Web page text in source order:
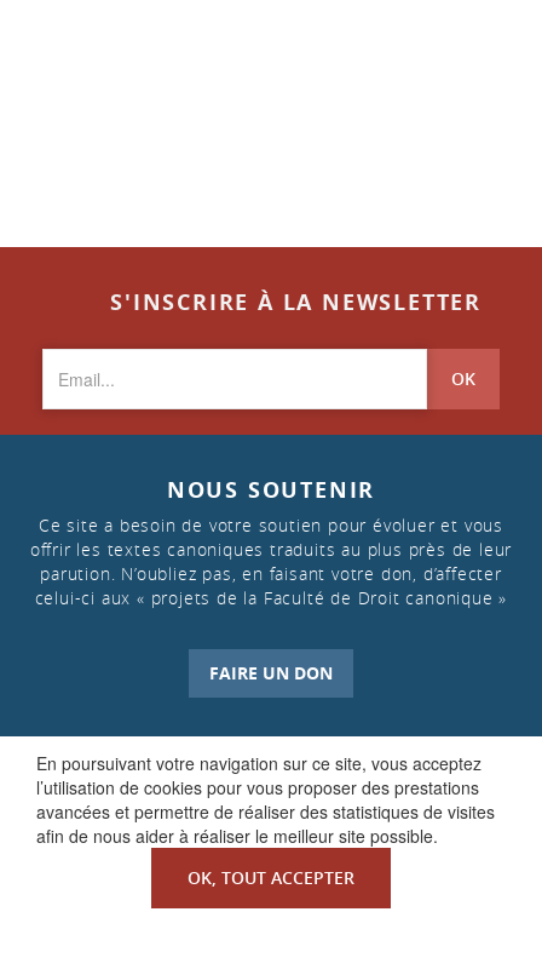
En poursuivant votre navigation sur ce site, vous acceptez
l’utilisation de cookies pour vous proposer des prestations
avancées et permettre de réaliser des statistiques de visites
afin de nous aider à réaliser le meilleur site possible.
OK, TOUT ACCEPTER
S'INSCRIRE À LA NEWSLETTER
OK
NOUS SOUTENIR
Ce site a besoin de votre soutien pour évoluer et vous
offrir les textes canoniques traduits au plus près de leur
parution. N’oubliez pas, en faisant votre don, d’affecter
celui-ci aux « projets de la Faculté de Droit canonique »
FAIRE UN DON